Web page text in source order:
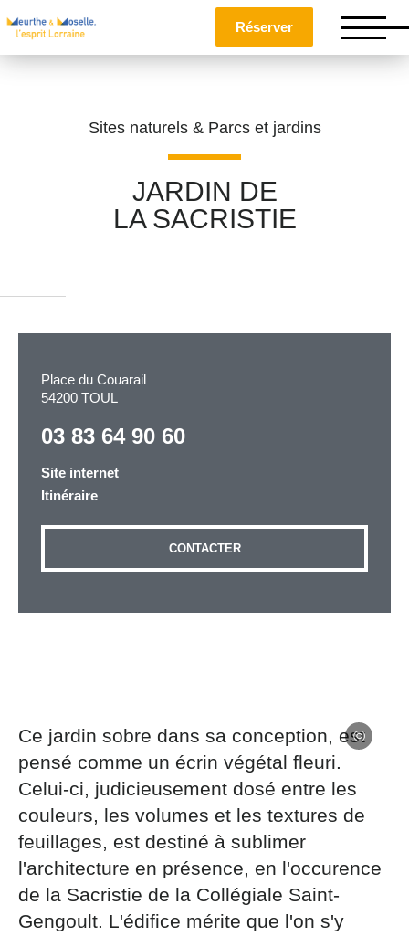
Réserver
Sites naturels & Parcs et jardins
JARDIN DE
LA SACRISTIE
Place du Couarail
54200 TOUL
03 83 64 90 60
Site internet
Itinéraire
CONTACTER
Ce jardin sobre dans sa conception, est
pensé comme un écrin végétal fleuri.
Celui-ci, judicieusement dosé entre les
couleurs, les volumes et les textures de
feuillages, est destiné à sublimer
l'architecture en présence, en l'occurence
de la Sacristie de la Collégiale Saint-
Gengoult. L'édifice mérite que l'on s'y
Téléphone
Adresse email
Message*
sont nécessaires au traitement de votre demande (sauf
mention contraire). Vous disposez d’un droit d’accès,
de rectification et d’opposition aux données vous
concernant, que vous pouvez exercer en adressant une
demande par courriel à tourisme@departement54.fr ou
par courrier signé accompagné de la copie d’un titre
d’identité à l’adresse suivante : Meurthe & Moselle
Tourisme - 48 esplanade Jacques-Baudot CO 90019
54035 NANCY cedex
reCAPTCHA